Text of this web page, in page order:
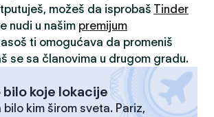
možeš da isprobaš Tinder
nudi u našim premijum
ti omogućava da promeniš
se sa članovima u drugom gradu.
bilo koje lokacije
bilo kim širom sveta. Pariz,